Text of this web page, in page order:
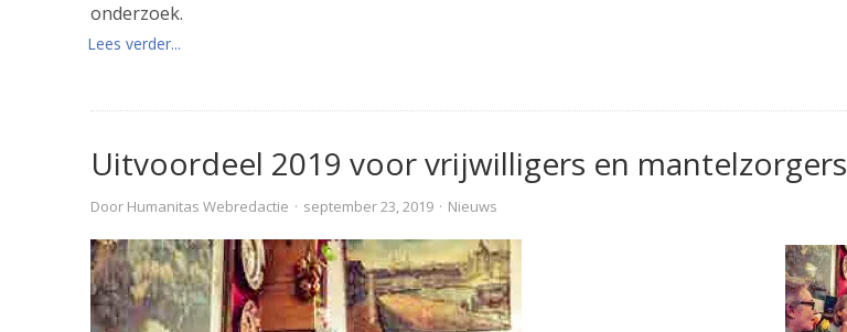
onderzoek.
Lees verder...
Uitvoordeel 2019 voor vrijwilligers en mantelzorgers
Door Humanitas Webredactie · september 23, 2019 · Nieuws